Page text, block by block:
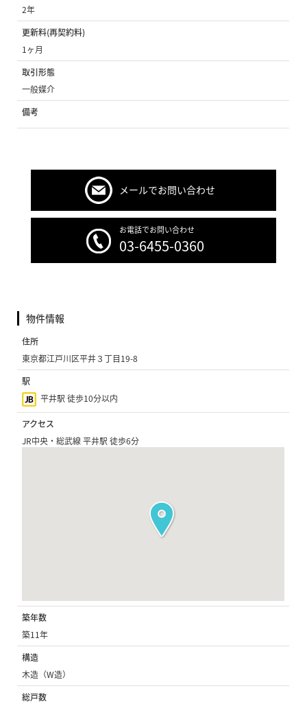
2年
更新料(再契約料)
1ヶ月
取引形態
一般媒介
備考
メールでお問い合わせ
お電話でお問い合わせ
03-6455-0360
物件情報
住所
東京都江戸川区平井３丁目19-8
駅
平井駅 徒歩10分以内
アクセス
JR中央・総武線 平井駅 徒歩6分
築年数
築11年
構造
木造（W造）
総戸数